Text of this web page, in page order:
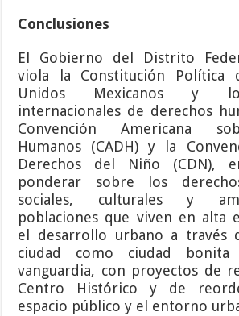
Conclusiones
El Gobierno del Distrito
viola la Constitución Política
Unidos Mexicanos y
internacionales de derechos
Convención Americana
Humanos (CADH) y la
Derechos del Niño (CDN),
ponderar sobre los
sociales, culturales y
poblaciones que viven en alta
el desarrollo urbano a través
ciudad como ciudad
vanguardia, con proyectos de
Centro Histórico y de
espacio público y el entorno